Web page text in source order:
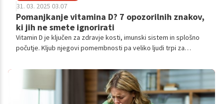
31. 03. 2025 03.07
Pomanjkanje vitamina D? 7 opozorilnih znakov,
ki jih ne smete ignorirati
Vitamin D je ključen za zdravje kosti, imunski sistem in splošno
počutje. Kljub njegovi pomembnosti pa veliko ljudi trpi za
mesecih, ko je manj sončne svetlobe. Pomanjkanje vitamina D
lahko vodi do različnih zdravstvenih težav, ki se jih pogosto ne
zavedamo.